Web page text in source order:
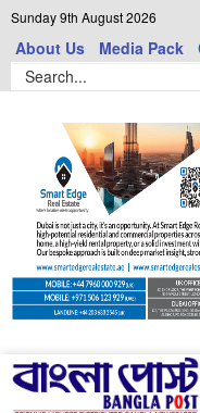
Sunday 9th August 2026
About Us Media Pack